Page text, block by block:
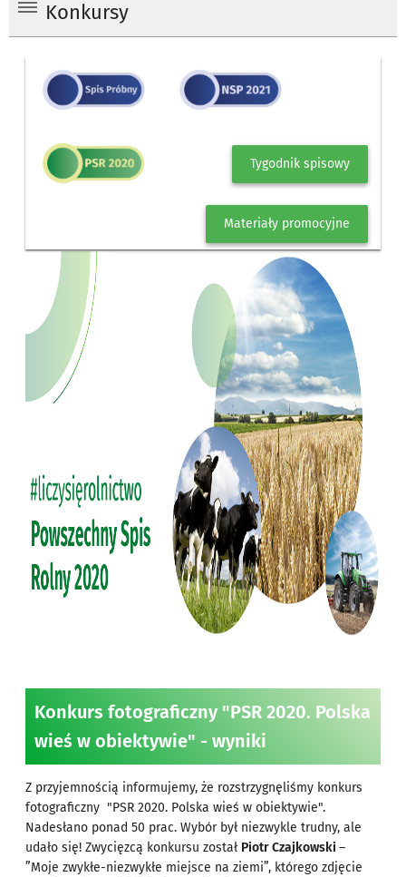
Konkursy
Tygodnik spisowy
Materiały promocyjne
Konkurs fotograficzny "PSR 2020. Polska
wieś w obiektywie" - wyniki
Z przyjemnością informujemy, że rozstrzygnęliśmy konkurs
fotograficzny "PSR 2020. Polska wieś w obiektywie".
Nadesłano ponad 50 prac. Wybór był niezwykle trudny, ale
udało się! Zwycięzcą konkursu został Piotr Czajkowski–
”Moje zwykłe-niezwykłe miejsce na ziemi”, którego zdjęcie